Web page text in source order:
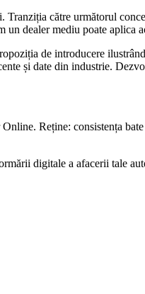
către următorul
dealer mediu poate aplica
de introducere
și date din industrie.
Reține: consistența
digitale a afacerii tale